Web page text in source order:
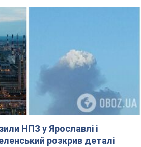
НПЗ у Ярославлі і
розкрив деталі